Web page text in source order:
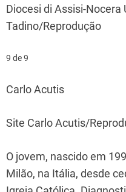
Diocesi di Assisi-Nocera
Tadino/Reprodução
9 de 9
Carlo Acutis
Site Carlo Acutis/
O jovem, nascido em
Milão, na Itália, desde